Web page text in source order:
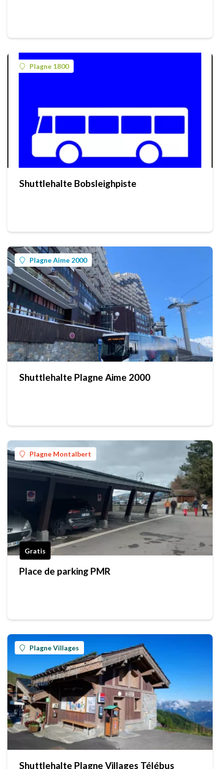
Plagne 1800
Shuttlehalte Bobsleighpiste
Plagne Aime 2000
Shuttlehalte Plagne Aime 2000
Plagne Montalbert
Gratis
Place de parking PMR
Plagne Villages
Shuttlehalte Plagne Villages Télébus